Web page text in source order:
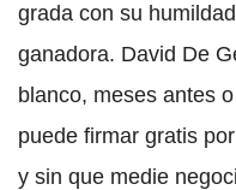
grada con su
ganadora. David De
blanco, meses antes
puede firmar gratis
y sin que medie